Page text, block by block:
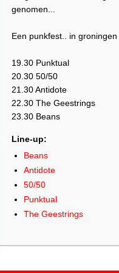
genomen...
Een punkfest.. in groningen
19.30 Punktual
20.30 50/50
21.30 Antidote
22.30 The Geestrings
23.30 Beans
Line-up:
Beans
Antidote
50/50
Punktual
The Geestrings